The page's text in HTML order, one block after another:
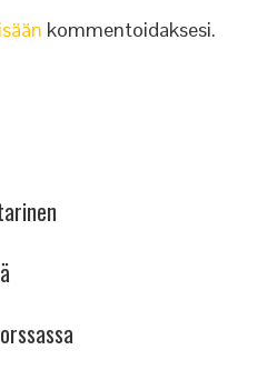
kommentoidaksesi.